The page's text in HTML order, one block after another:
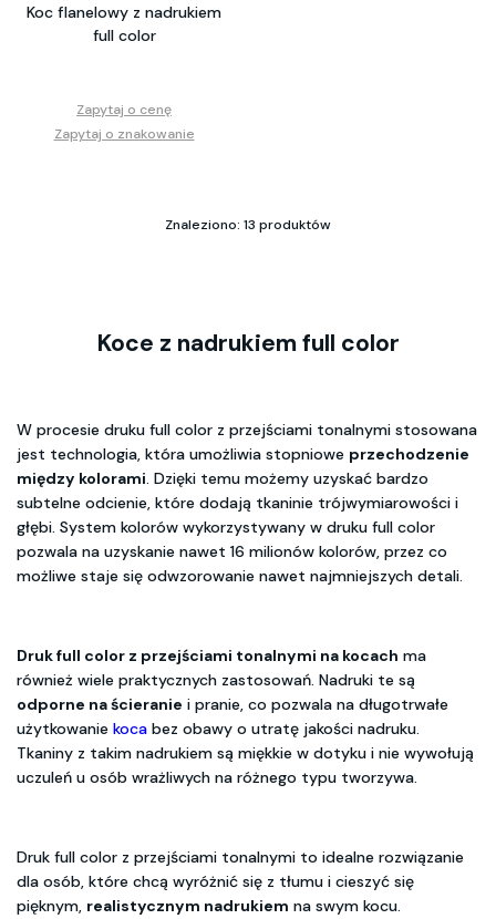
Koc flanelowy z nadrukiem
full color
Zapytaj o cenę
Zapytaj o znakowanie
Znaleziono: 13 produktów
Koce z nadrukiem full color
W procesie druku full color z przejściami tonalnymi stosowana
jest technologia, która umożliwia stopniowe przechodzenie
między kolorami. Dzięki temu możemy uzyskać bardzo
subtelne odcienie, które dodają tkaninie trójwymiarowości i
głębi. System kolorów wykorzystywany w druku full color
pozwala na uzyskanie nawet 16 milionów kolorów, przez co
możliwe staje się odwzorowanie nawet najmniejszych detali.
Druk full color z przejściami tonalnymi na kocach ma
również wiele praktycznych zastosowań. Nadruki te są
odporne na ścieranie i pranie, co pozwala na długotrwałe
użytkowanie koca bez obawy o utratę jakości nadruku.
Tkaniny z takim nadrukiem są miękkie w dotyku i nie wywołują
uczuleń u osób wrażliwych na różnego typu tworzywa.
Druk full color z przejściami tonalnymi to idealne rozwiązanie
dla osób, które chcą wyróżnić się z tłumu i cieszyć się
pięknym, realistycznym nadrukiem na swym kocu.